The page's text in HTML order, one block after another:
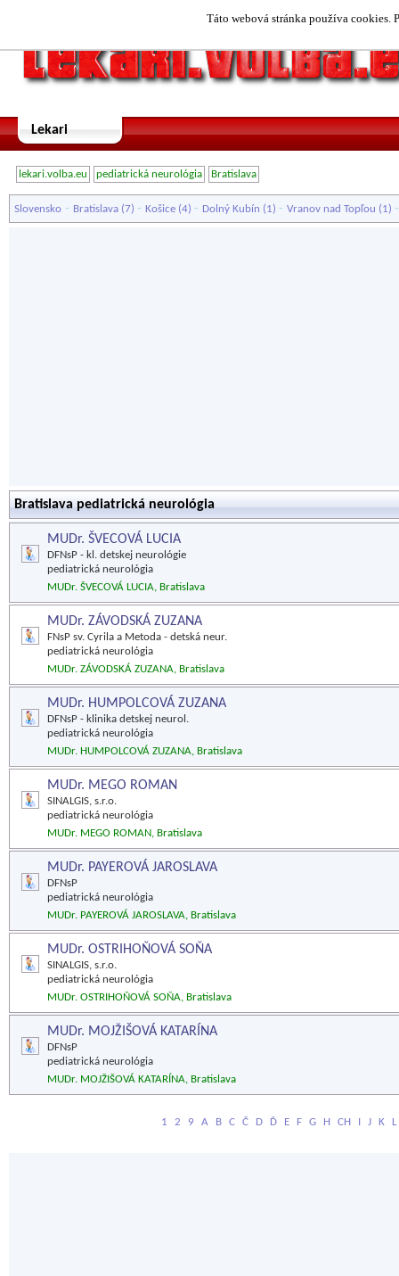
Táto webová stránka používa cookies.
Lekari
lekari.volba.eu pediatrická neurológia Bratislava
Slovensko - Bratislava (7) - Košice (4) - Dolný Kubín (1) - Vranov nad Topľou (1)
Bratislava pediatrická neurológia
MUDr. ŠVECOVÁ LUCIA
DFNsP - kl. detskej neurológie
pediatrická neurológia
MUDr. ŠVECOVÁ LUCIA, Bratislava
MUDr. ZÁVODSKÁ ZUZANA
FNsP sv. Cyrila a Metoda - detská neur.
pediatrická neurológia
MUDr. ZÁVODSKÁ ZUZANA, Bratislava
MUDr. HUMPOLCOVÁ ZUZANA
DFNsP - klinika detskej neurol.
pediatrická neurológia
MUDr. HUMPOLCOVÁ ZUZANA, Bratislava
MUDr. MEGO ROMAN
SINALGIS, s.r.o.
pediatrická neurológia
MUDr. MEGO ROMAN, Bratislava
MUDr. PAYEROVÁ JAROSLAVA
DFNsP
pediatrická neurológia
MUDr. PAYEROVÁ JAROSLAVA, Bratislava
MUDr. OSTRIHOŇOVÁ SOŇA
SINALGIS, s.r.o.
pediatrická neurológia
MUDr. OSTRIHOŇOVÁ SOŇA, Bratislava
MUDr. MOJŽIŠOVÁ KATARÍNA
DFNsP
pediatrická neurológia
MUDr. MOJŽIŠOVÁ KATARÍNA, Bratislava
1 2 9 A B C Č D Ď E F G H CH I J K L